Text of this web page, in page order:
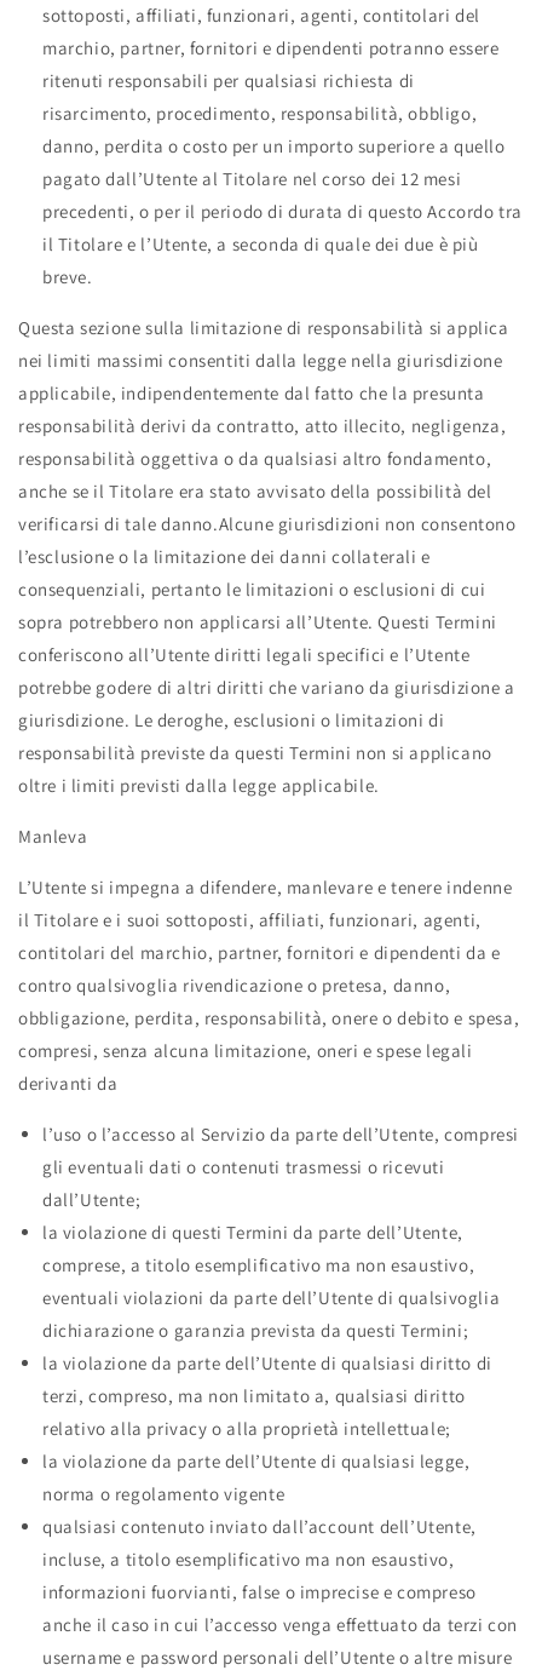
sottoposti, affiliati, funzionari, agenti, contitolari del
marchio, partner, fornitori e dipendenti potranno essere
ritenuti responsabili per qualsiasi richiesta di
risarcimento, procedimento, responsabilità, obbligo,
danno, perdita o costo per un importo superiore a quello
pagato dall’Utente al Titolare nel corso dei 12 mesi
precedenti, o per il periodo di durata di questo Accordo tra
il Titolare e l’Utente, a seconda di quale dei due è più
breve.
Questa sezione sulla limitazione di responsabilità si applica
nei limiti massimi consentiti dalla legge nella giurisdizione
applicabile, indipendentemente dal fatto che la presunta
responsabilità derivi da contratto, atto illecito, negligenza,
responsabilità oggettiva o da qualsiasi altro fondamento,
anche se il Titolare era stato avvisato della possibilità del
verificarsi di tale danno.Alcune giurisdizioni non consentono
l’esclusione o la limitazione dei danni collaterali e
consequenziali, pertanto le limitazioni o esclusioni di cui
sopra potrebbero non applicarsi all’Utente. Questi Termini
conferiscono all’Utente diritti legali specifici e l’Utente
potrebbe godere di altri diritti che variano da giurisdizione a
giurisdizione. Le deroghe, esclusioni o limitazioni di
responsabilità previste da questi Termini non si applicano
oltre i limiti previsti dalla legge applicabile.
Manleva
L’Utente si impegna a difendere, manlevare e tenere indenne
il Titolare e i suoi sottoposti, affiliati, funzionari, agenti,
contitolari del marchio, partner, fornitori e dipendenti da e
contro qualsivoglia rivendicazione o pretesa, danno,
obbligazione, perdita, responsabilità, onere o debito e spesa,
compresi, senza alcuna limitazione, oneri e spese legali
derivanti da
l’uso o l’accesso al Servizio da parte dell’Utente, compresi
gli eventuali dati o contenuti trasmessi o ricevuti
dall’Utente;
la violazione di questi Termini da parte dell’Utente,
comprese, a titolo esemplificativo ma non esaustivo,
eventuali violazioni da parte dell’Utente di qualsivoglia
dichiarazione o garanzia prevista da questi Termini;
la violazione da parte dell’Utente di qualsiasi diritto di
terzi, compreso, ma non limitato a, qualsiasi diritto
relativo alla privacy o alla proprietà intellettuale;
la violazione da parte dell’Utente di qualsiasi legge,
norma o regolamento vigente
qualsiasi contenuto inviato dall’account dell’Utente,
incluse, a titolo esemplificativo ma non esaustivo,
informazioni fuorvianti, false o imprecise e compreso
anche il caso in cui l’accesso venga effettuato da terzi con
username e password personali dell’Utente o altre misure